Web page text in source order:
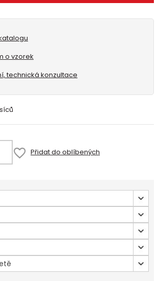
o vzorek
technická konzultace
Přidat do oblíbených